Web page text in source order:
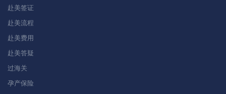
赴美签证
赴美流程
赴美费用
赴美答疑
过海关
孕产保险